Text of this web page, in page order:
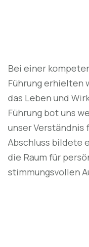
Bei einer
Führung erhielten
das Leben und
Führung bot uns
unser Verständnis
Abschluss bildete
die Raum für
stimmungsvollen